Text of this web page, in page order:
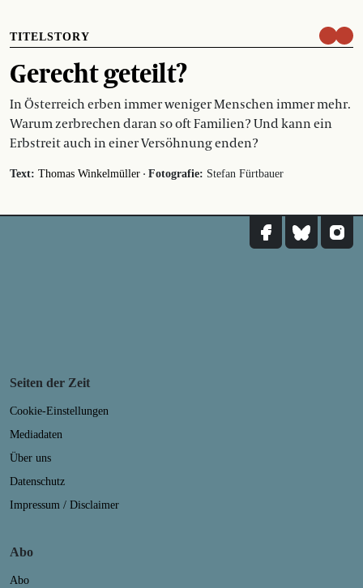
TITELSTORY
Gerecht geteilt?
In Österreich erben immer weniger Menschen immer mehr.
Warum zerbrechen daran so oft Familien? Und kann ein
Erbstreit auch in einer Versöhnung enden?
Text: Thomas Winkelmüller · Fotografie: Stefan Fürtbauer
Seiten der Zeit
Cookie-Einstellungen
Mediadaten
Über uns
Datenschutz
Impressum / Disclaimer
Abo
Abo